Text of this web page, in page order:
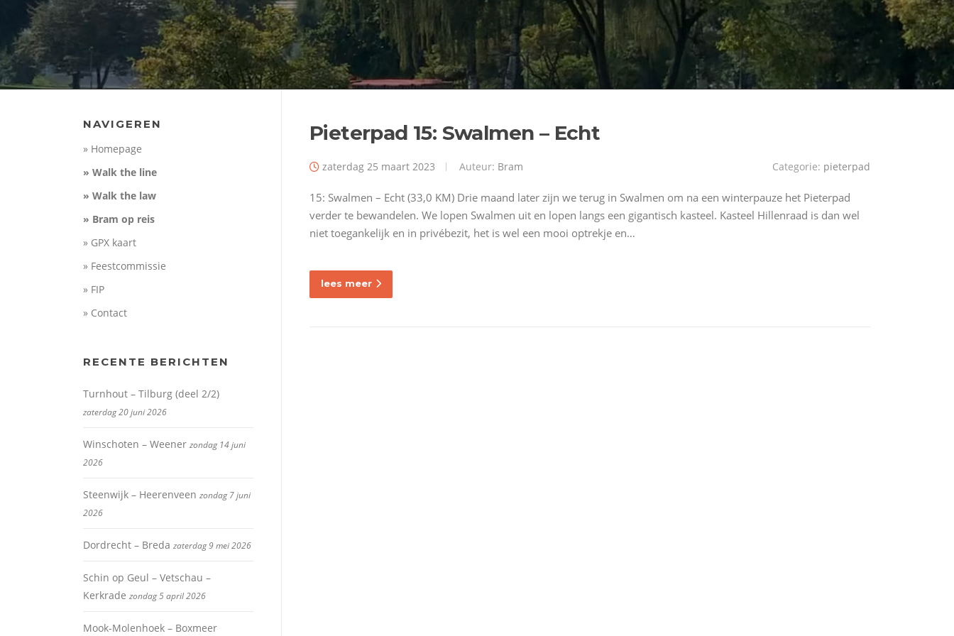
Pieterpad 15: Swalmen – Echt
zaterdag 25 maart 2023 Auteur: Bram Categorie: pieterpad
15: Swalmen – Echt (33,0 KM) Drie maand later zijn we terug in Swalmen om na een winterpauze het Pieterpad
verder te bewandelen. We lopen Swalmen uit en lopen langs een gigantisch kasteel. Kasteel Hillenraad is dan wel
niet toegankelijk en in privébezit, het is wel een mooi optrekje en…
lees meer
NAVIGEREN
» Homepage
» Walk the line
» Walk the law
» Bram op reis
» GPX kaart
» Feestcommissie
» FIP
» Contact
RECENTE BERICHTEN
Turnhout – Tilburg (deel 2/2)
zaterdag 20 juni 2026
Winschoten – Weener zondag 14 juni
2026
Steenwijk – Heerenveen zondag 7 juni
2026
Dordrecht – Breda zaterdag 9 mei 2026
Schin op Geul – Vetschau –
Kerkrade zondag 5 april 2026
Mook-Molenhoek – Boxmeer